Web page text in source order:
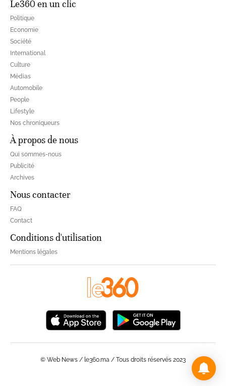
Le360 en un clic
Politique
Economie
Société
International
Culture
Médias
Automobile
People
Lifestyle
Nos chroniqueurs
À propos de nous
Qui sommes-nous
Publicité
Archives
Nous contacter
FAQ
Contact
Conditions d'utilisation
Mentions légales
© Web News / le360.ma / Tous droits réservés 2023